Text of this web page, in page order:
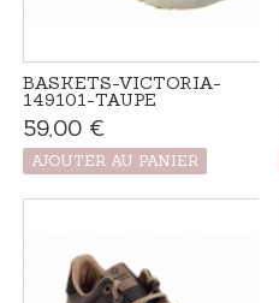
BASKETS-VICTORIA-
149101-TAUPE
59,00 €
options
AJOUTER AU PANIER